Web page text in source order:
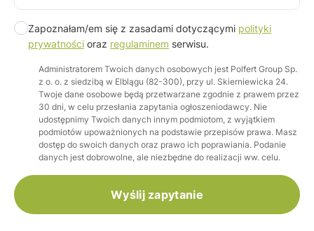
Zapoznałam/em się z zasadami dotyczącymi polityki
prywatności oraz regulaminem serwisu.
Administratorem Twoich danych osobowych jest Polfert Group Sp.
z o. o. z siedzibą w Elblągu (82-300), przy ul. Skierniewicka 24.
Twoje dane osobowe będą przetwarzane zgodnie z prawem przez
30 dni, w celu przesłania zapytania ogłoszeniodawcy. Nie
udostępnimy Twoich danych innym podmiotom, z wyjątkiem
podmiotów upoważnionych na podstawie przepisów prawa. Masz
dostęp do swoich danych oraz prawo ich poprawiania. Podanie
danych jest dobrowolne, ale niezbędne do realizacji ww. celu.
Wyślij zapytanie